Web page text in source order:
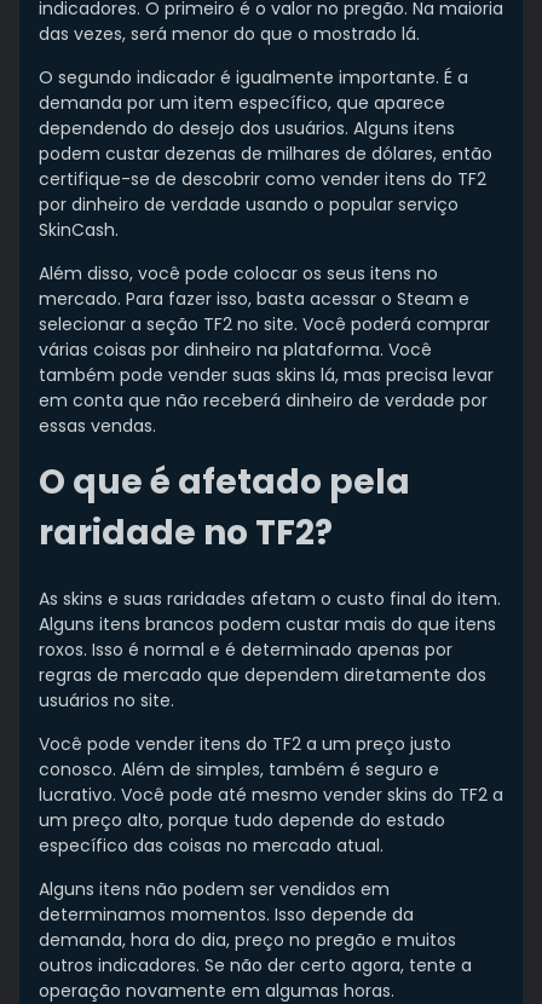
indicadores. O primeiro é o valor no pregão. Na maioria
das vezes, será menor do que o mostrado lá.
O segundo indicador é igualmente importante. É a
demanda por um item específico, que aparece
dependendo do desejo dos usuários. Alguns itens
podem custar dezenas de milhares de dólares, então
certifique-se de descobrir como vender itens do TF2
por dinheiro de verdade usando o popular serviço
SkinCash.
Além disso, você pode colocar os seus itens no
mercado. Para fazer isso, basta acessar o Steam e
selecionar a seção TF2 no site. Você poderá comprar
várias coisas por dinheiro na plataforma. Você
também pode vender suas skins lá, mas precisa levar
em conta que não receberá dinheiro de verdade por
essas vendas.
O que é afetado pela
raridade no TF2?
As skins e suas raridades afetam o custo final do item.
Alguns itens brancos podem custar mais do que itens
roxos. Isso é normal e é determinado apenas por
regras de mercado que dependem diretamente dos
usuários no site.
Você pode vender itens do TF2 a um preço justo
conosco. Além de simples, também é seguro e
lucrativo. Você pode até mesmo vender skins do TF2 a
um preço alto, porque tudo depende do estado
específico das coisas no mercado atual.
Alguns itens não podem ser vendidos em
determinamos momentos. Isso depende da
demanda, hora do dia, preço no pregão e muitos
outros indicadores. Se não der certo agora, tente a
operação novamente em algumas horas.